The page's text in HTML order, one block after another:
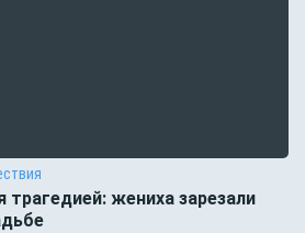
трагедией: жениха зарезали